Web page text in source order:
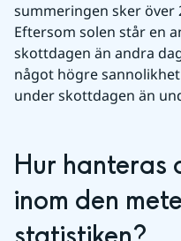
summeringen sker över
Eftersom solen står en
skottdagen än andra
något högre
under skottdagen än
Hur hanteras
inom den